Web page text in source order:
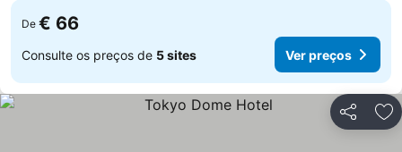
De € 66
Consulte os preços de 5 sites Ver preços
Partilhar